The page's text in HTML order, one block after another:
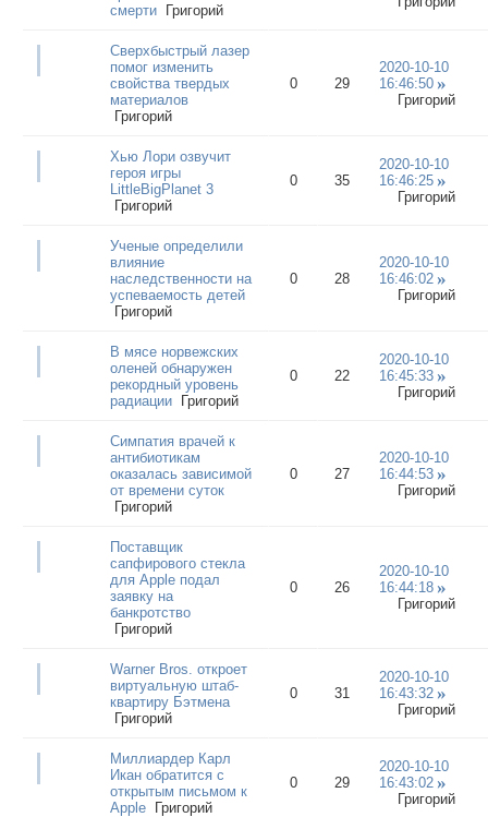
смерти
Григорий
Сверхбыстрый лазер
помог изменить
свойства твердых
материалов
Григорий
0 29
2020-10-10
16:46:50
Григорий
Хью Лори озвучит
героя игры
LittleBigPlanet 3
Григорий
0 35
2020-10-10
16:46:25
Григорий
Ученые определили
влияние
наследственности на
успеваемость детей
Григорий
0 28
2020-10-10
16:46:02
Григорий
В мясе норвежских
оленей обнаружен
рекордный уровень
радиации
Григорий
0 22
2020-10-10
16:45:33
Григорий
Симпатия врачей к
антибиотикам
оказалась зависимой
от времени суток
Григорий
0 27
2020-10-10
16:44:53
Григорий
Поставщик
сапфирового стекла
для Apple подал
заявку на
банкротство
Григорий
0 26
2020-10-10
16:44:18
Григорий
Warner Bros. откроет
виртуальную штаб-
квартиру Бэтмена
Григорий
0 31
2020-10-10
16:43:32
Григорий
Миллиардер Карл
Икан обратится с
открытым письмом к
Apple
Григорий
0 29
2020-10-10
16:43:02
Григорий